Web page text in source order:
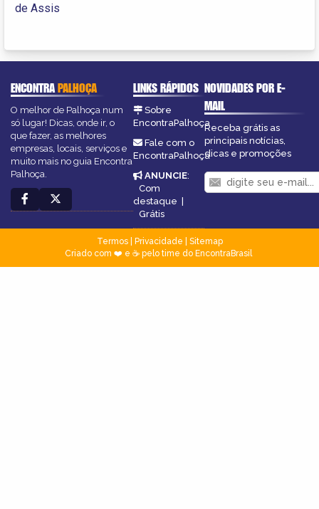
de Assis
ENCONTRAPALHOÇA
O melhor de Palhoça num
só lugar! Dicas, onde ir, o
que fazer, as melhores
empresas, locais, serviços e
muito mais no guia Encontra
Palhoça.
LINKS RÁPIDOS
Sobre
EncontraPalhoça
Fale com o
EncontraPalhoça
ANUNCIE:
Com
destaque |
Grátis
NOVIDADES POR E-
MAIL
Receba grátis as
principais notícias,
dicas e promoções
Termos| Privacidade
Sitemap
Criado com ❤️ e ☕ pelo time do EncontraBrasil